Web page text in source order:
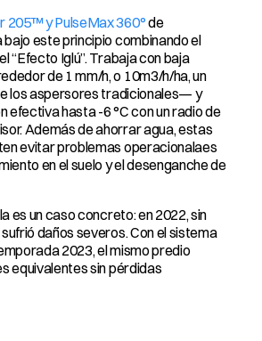
205™ y PulseMax 360° de
este principio combinando el
“Efecto Iglú”. Trabaja con baja
de 1 mm/h, o 10m3/h/ha, un
los aspersores tradicionales— y
efectiva hasta -6 °C con un radio de
Además de ahorrar agua, estas
evitar problemas operacionalaes
en el suelo y el desenganche de
es un caso concreto: en 2022, sin
daños severos. Con el sistema
2023, el mismo predio
equivalentes sin pérdidas